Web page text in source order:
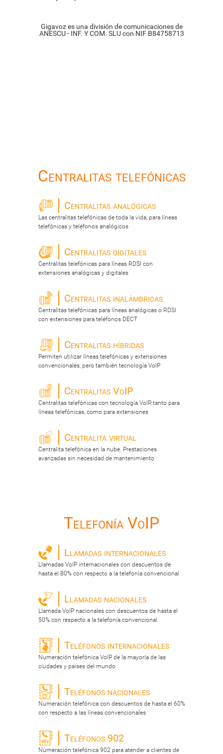
Gigavoz es una división de comunicaciones de
ANESCU - INF. Y COM. SLU con NIF B84758713
Centralitas telefónicas
Centralitas analógicas
Las centralitas telefónicas de toda la vida, para líneas
telefónicas y teléfonos analógicos
Centralitas digitales
Centralitas telefónicas para líneas RDSI con
extensiones analógicas y digitales
Centralitas inalámbricas
Centralitas telefónicas para líneas analógicas o RDSI
con extensiones para teléfonos DECT
Centralitas híbridas
Permiten utilizar líneas telefónicas y extensiones
convencionales, pero también tecnología VoIP
Centralitas VoIP
Centralitas telefónicas con tecnología VoIP, tanto para
líneas telefónicas, como para extensiones
Centralita virtual
Centralita telefónica en la nube. Prestaciones
avanzadas sin necesidad de mantenimiento
Telefonía VoIP
Llamadas internacionales
Llamadas VoIP internacionales con descuentos de
hasta el 80% con respecto a la telefonía convencional
Llamadas nacionales
Llamada VoIP nacionales con descuentos de hasta el
50% con respecto a la telefonía convencional
Teléfonos internacionales
Numeración telefónica VoIP de la mayoría de las
ciudades y paises del mundo
Teléfonos nacionales
Numeración telefónica con descuentos de hasta el 60%
con respecto a las líneas convencionales
Teléfonos 902
Numeración telefónica 902 para atender a clientes de